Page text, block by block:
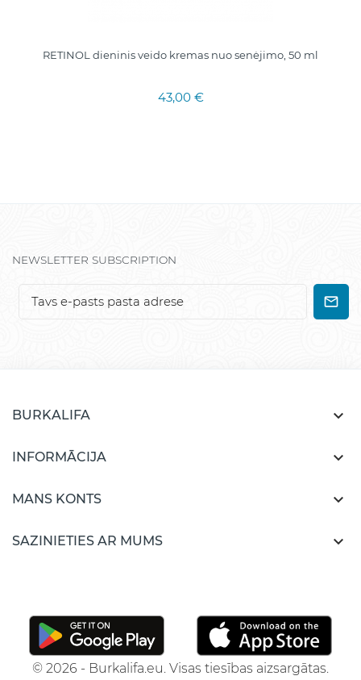
RETINOL dieninis veido kremas nuo senėjimo, 50 ml
43,00 €
NEWSLETTER SUBSCRIPTION
BURKALIFA 
INFORMĀCIJA 
MANS KONTS 
SAZINIETIES AR MUMS 
© 2026 - Burkalifa.eu. Visas tiesības aizsargātas.